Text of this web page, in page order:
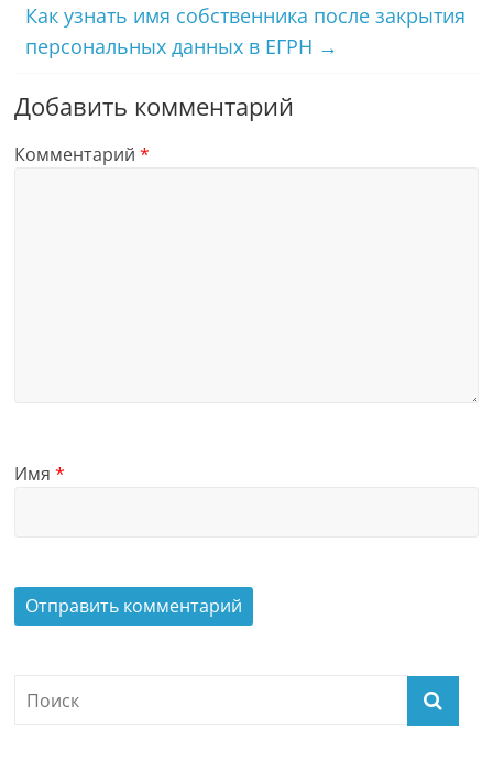
Как узнать имя собственника после закрытия
персональных данных в ЕГРН →
Добавить комментарий
Комментарий*
Имя*